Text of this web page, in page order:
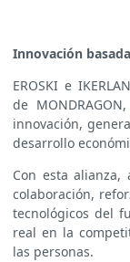
Innovación
EROSKI e
de
innovación,
desarrollo
Con esta
colaboración,
tecnológicos del
real en la
las personas.